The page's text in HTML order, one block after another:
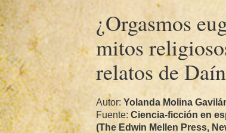
¿Orgasmos
mitos
relatos de
Autor:Yolanda Molina
Fuente:Ciencia-ficción en
(The Edwin Mellen Press,